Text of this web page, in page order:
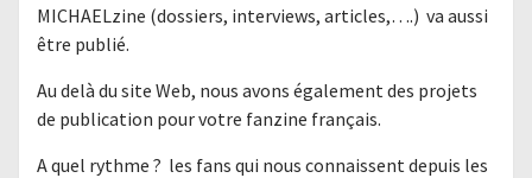
MICHAELzine (dossiers, interviews, articles,….) va aussi
être publié.
Au delà du site Web, nous avons également des projets
de publication pour votre fanzine français.
A quel rythme ? les fans qui nous connaissent depuis les